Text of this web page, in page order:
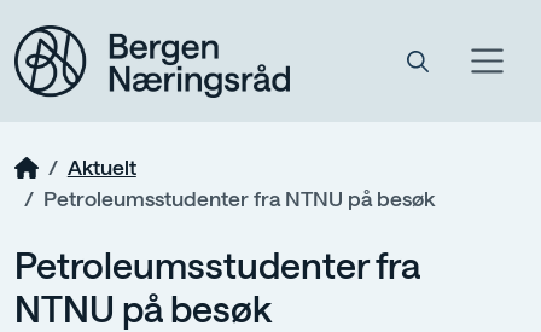
Aktuelt
Petroleumsstudenter fra NTNU på besøk
Petroleumsstudenter fra
NTNU på besøk